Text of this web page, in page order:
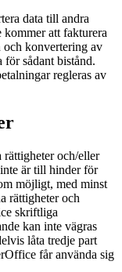
data till andra
att fakturera
och konvertering av
sådant bistånd.
regleras av
och/eller
är till hinder för
möjligt, med minst
rättigheter och
skriftliga
kan inte vägras
låta tredje part
får använda sig